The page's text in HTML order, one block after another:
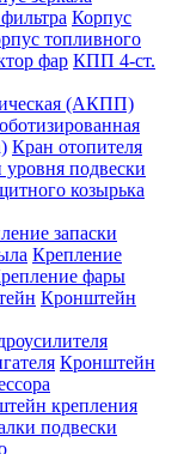
Корпус
топливного
фар КПП 4-ст.
(АКПП)
Кран отопителя
уровня подвески
козырька
запаски
Крепление
фары
Кронштейн
Кронштейн
крепления
подвески